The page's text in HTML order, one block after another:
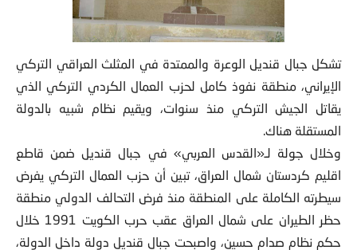
تشكل جبال قنديل الوعرة والممتدة في المثلث العراقي التركي
الإيراني، منطقة نفوذ كامل لحزب العمال الكردي التركي الذي
يقاتل الجيش التركي منذ سنوات، ويقيم نظام شبيه بالدولة
المستقلة هناك.
وخلال جولة لـ«القدس العربي» في جبال قنديل ضمن قاطع
اقليم كردستان شمال العراق، تبين أن حزب العمال التركي يفرض
سيطرته الكاملة على المنطقة منذ فرض التحالف الدولي منطقة
حظر الطيران على شمال العراق عقب حرب الكويت 1991 خلال
حكم نظام صدام حسين، واصبحت جبال قنديل دولة داخل الدولة،